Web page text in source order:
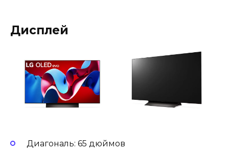
Дисплей
Диагональ: 65 дюймов